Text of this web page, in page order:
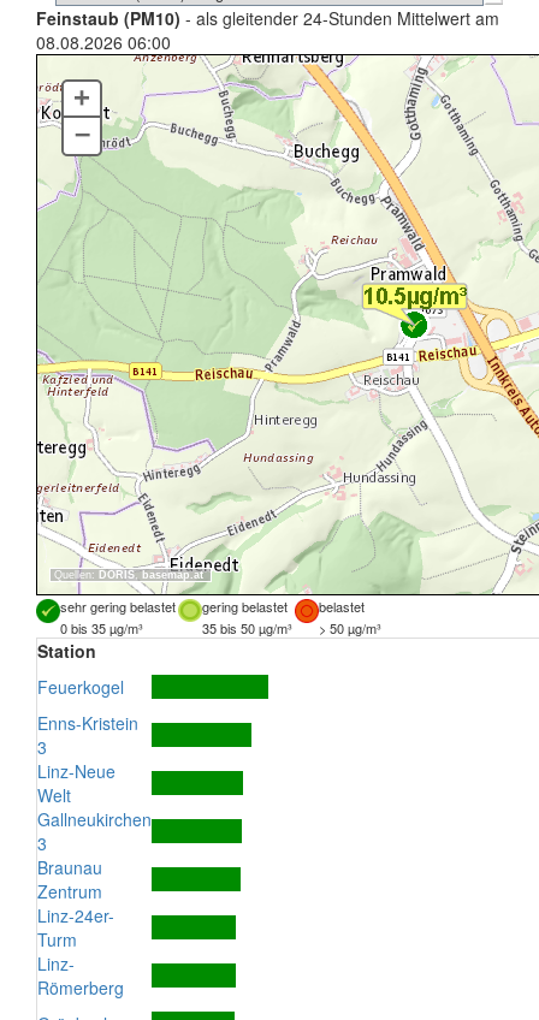
Feinstaub (PM10) - als gleitender 24-Stunden Mittelwert am
08.08.2026 06:00
Quellen: DORIS, basemap.at
+
–
sehr gering belastet gering belastet
belastet
0 bis 35 µg/m³
35 bis 50 µg/m³ > 50 µg/m³
Station
Feuerkogel
Enns-Kristein
3
Linz-Neue
Welt
Gallneukirchen
3
Braunau
Zentrum
Linz-24er-
Turm
Linz-
Römerberg